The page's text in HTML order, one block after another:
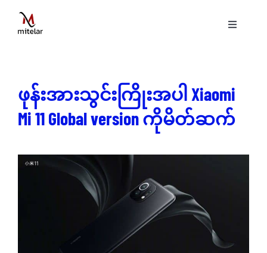
content
Toggle
နည်းပညာ
ပရောဂျက်များ
ဖုန်းအားသွင်းကြိုးအပါ Xiaomi
Mi 11 Global version ကိုမိတ်ဆက်